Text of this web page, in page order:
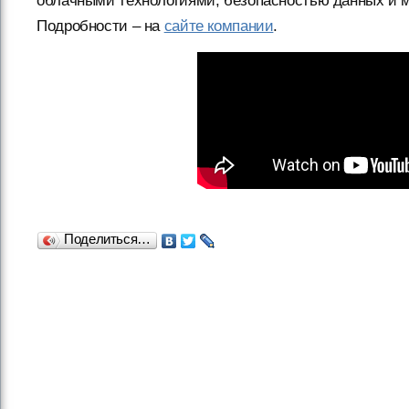
Подробности – на сайте компании.
Поделиться…